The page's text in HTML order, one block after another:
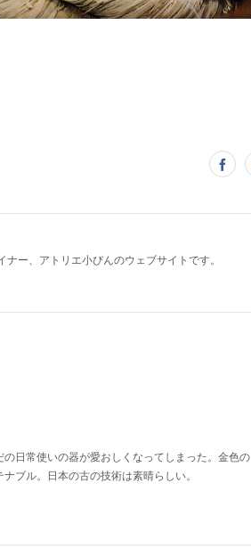
ー、アトリエ小びんのウェブサイトです。
日常使いの器が愛おしくなってしまった。金色の
ブル。日本の古の技術は素晴らしい。